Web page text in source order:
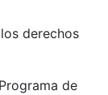
derechos
de